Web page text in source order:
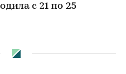
с 21 по 25